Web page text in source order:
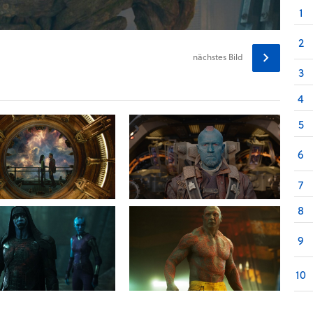
nächstesBild
1
2
3
4
5
6
7
8
9
10